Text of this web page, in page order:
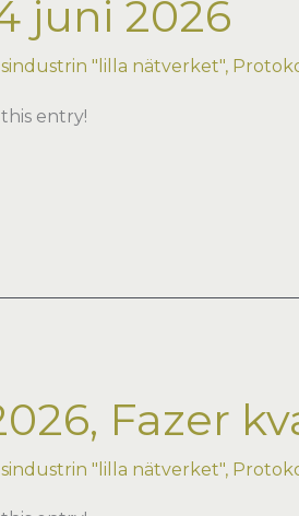
juni 2026
"lilla nätverket",
entry!
Fazer
"lilla nätverket",